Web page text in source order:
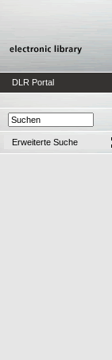
DLR Portal
Erweiterte Suche